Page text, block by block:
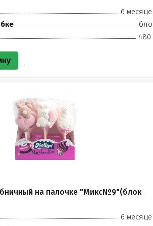
6
480
на палочке "Микс№9"(блок
6